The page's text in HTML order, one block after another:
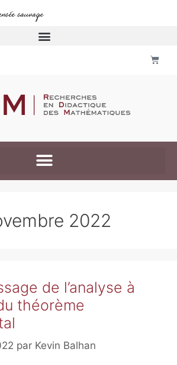
2022
de l’analyse à
théorème
par Kevin Balhan